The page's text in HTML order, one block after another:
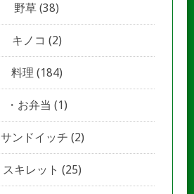
野草 (38)
キノコ (2)
料理 (184)
お弁当 (1)
サンドイッチ (2)
スキレット (25)